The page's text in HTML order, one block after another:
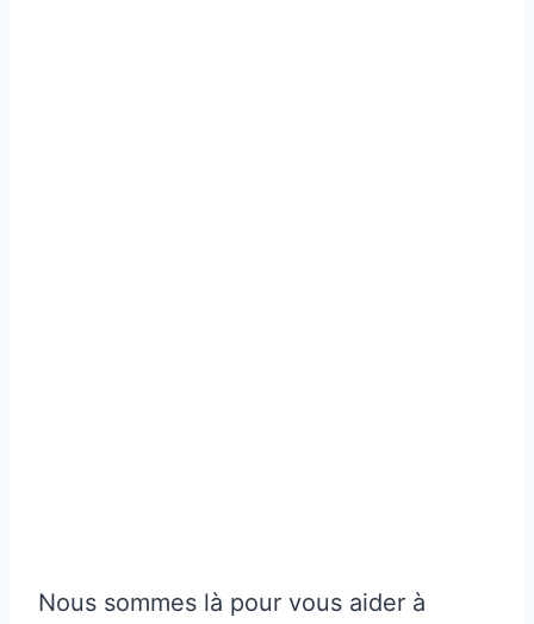
Nous sommes là pour vous aider à